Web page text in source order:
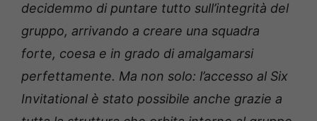
decidemmo di puntare tutto sull’integrità del
gruppo, arrivando a creare una squadra
forte, coesa e in grado di amalgamarsi
perfettamente. Ma non solo: l’accesso al Six
Invitational è stato possibile anche grazie a